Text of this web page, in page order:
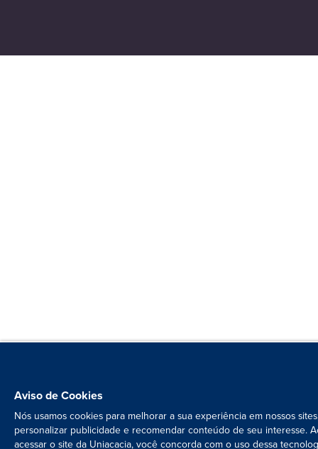
Aviso de Cookies
Nós usamos cookies para melhorar a sua experiência em nossos
personalizar publicidade e recomendar conteúdo de seu interesse.
acessar o site da Uniacacia, você concorda com o uso dessa